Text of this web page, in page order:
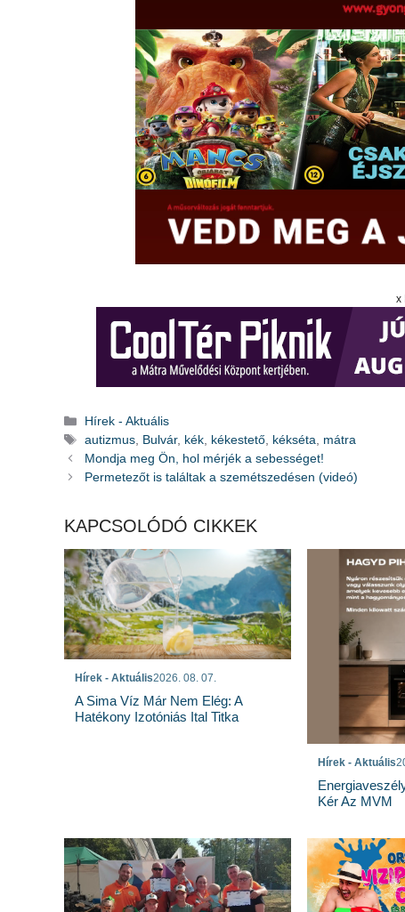
x
Kategória
Hírek - Aktuális
Címkék
autizmus, Bulvár, kék, kékestető, kékséta, mátra
Mondja meg Ön, hol mérjék a sebességet!
Permetezőt is találtak a szemétszedésen (videó)
KAPCSOLÓDÓ CIKKEK
Hírek - Aktuális2026. 08. 07.
A Sima Víz Már Nem Elég: A
Hatékony Izotóniás Ital Titka
Hírek - Aktuális
Kér Az MVM